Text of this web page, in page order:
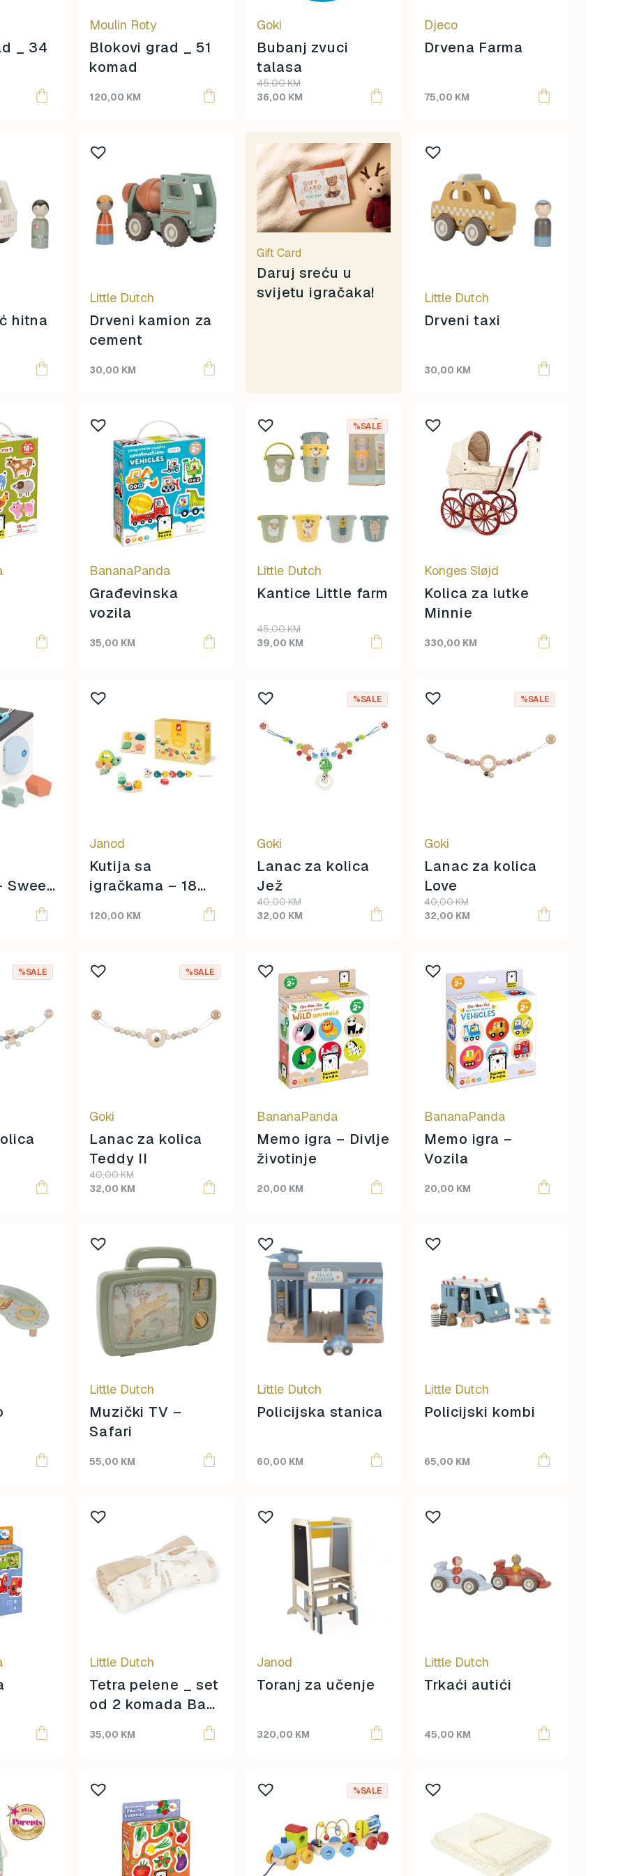
Jaba Daba Do
Janod
Lässig
Little Dutch
Little Green Radicals
Llorens
Magna-Tiles
Maileg
Moulin Roty
Papo
Scoot & Ride
SentoSphere
Small Foot
Smart Games
Sophie La Girafe
Souza
Tuban
_ 34
Moulin Roty
Blokovi grad _ 51
komad
120,00 KM
Goki
Bubanj zvuci
talasa
45,00KM
Original
price
36,00 KM
Current
price
Djeco
Drvena Farma
75,00 KM
hitna
Little Dutch
Drveni kamion za
cement
30,00 KM
Gift Card
Daruj sreću u
svijetu igračaka!
Little Dutch
Drveni taxi
30,00 KM
BananaPanda
Građevinska
vozila
35,00 KM
%SALE
Little Dutch
Kantice Little farm
45,00KM
Original
price
39,00 KM
Current
price
Konges Sløjd
Kolica za lutke
Minnie
330,00 KM
Sweet
Janod
Kutija sa
igračkama – 18
120,00 KM
%SALE
Goki
Lanac za kolica
Jež
40,00KM
Original
price
32,00 KM
Current
price
%SALE
Goki
Lanac za kolica
Love
40,00KM
Original
price
32,00 KM
Current
price
%SALE %SALE
Goki
Lanac za kolica
Teddy II
40,00KM
Original
price
32,00 KM
Current
price
BananaPanda
Memo igra – Divlje
životinje
20,00 KM
BananaPanda
Memo igra –
Vozila
20,00 KM
Little Dutch
Muzički TV –
Safari
55,00 KM
Little Dutch
Policijska stanica
60,00 KM
Little Dutch
Policijski kombi
65,00 KM
Little Dutch
Tetra pelene _ set
od 2 komada Baby
35,00 KM
Janod
Toranj za učenje
320,00 KM
Little Dutch
Trkaći autići
45,00 KM
%SALE